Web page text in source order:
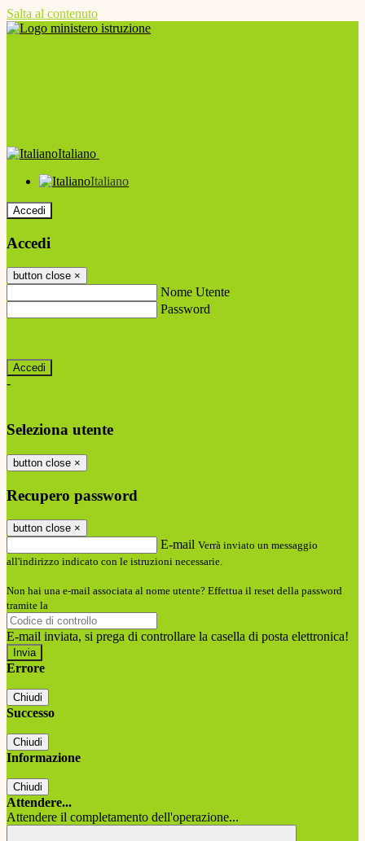
Salta al contenuto
Italiano
Italiano
Accedi
Accedi
button close ×
Nome Utente
Password
-
Seleziona utente
button close ×
Recupero password
button close ×
E-mail Verrà inviato un messaggio
all'indirizzo indicato con le istruzioni necessarie.
Non hai una e-mail associata al nome utente? Effettua il reset della password
tramite la
E-mail inviata, si prega di controllare la casella di posta elettronica!
Errore
Chiudi
Successo
Chiudi
Informazione
Chiudi
Attendere...
Attendere il completamento dell'operazione...